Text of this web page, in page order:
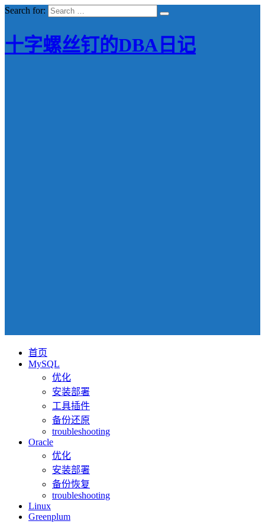
Search for:
十字螺丝钉的DBA日记
首页
MySQL
优化
安装部署
工具插件
备份还原
troubleshooting
Oracle
优化
安装部署
备份恢复
troubleshooting
Linux
Greenplum